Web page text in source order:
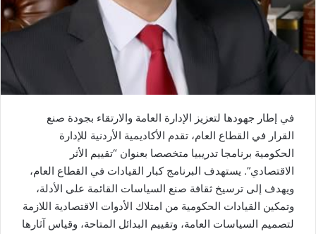
في إطار جهودها لتعزيز الإدارة العامة والارتقاء بجودة صنع
القرار في القطاع العام، تقدم الأكاديمية الأردنية للإدارة
الحكومية برنامجا تدريبيا متخصصا بعنوان “تقييم الأثر
الاقتصادي”. يستهدف البرنامج كبار القيادات في القطاع العام،
ويهدف إلى ترسيخ ثقافة صنع السياسات القائمة على الأدلة،
وتمكين القيادات الحكومية من امتلاك الأدوات الاقتصادية اللازمة
لتصميم السياسات العامة، وتقييم البدائل المتاحة، وقياس آثارها